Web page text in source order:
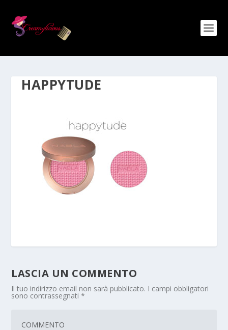
HAPPYTUDE
LASCIA UN COMMENTO
Il tuo indirizzo email non sarà pubblicato. I campi obbligatori
sono contrassegnati*